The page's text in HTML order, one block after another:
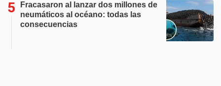
Fracasaron al lanzar dos millones de
neumáticos al océano: todas las
consecuencias